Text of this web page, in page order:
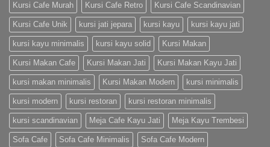
Kursi Cafe Murah Kursi Cafe Retro Kursi Cafe Scandinavian
Kursi Cafe Unik kursi jati jepara kursi kayu kursi kayu jati
kursi kayu minimalis kursi kayu solid Kursi Makan
Kursi Makan Cafe Kursi Makan Jati Kursi Makan Kayu Jati
kursi makan minimalis Kursi Makan Modern kursi minimalis
kursi modern kursi restoran kursi restoran minimalis
kursi scandinavian Meja Cafe Kayu Jati Meja Kayu Trembesi
Sofa Cafe Sofa Cafe Minimalis Sofa Cafe Modern